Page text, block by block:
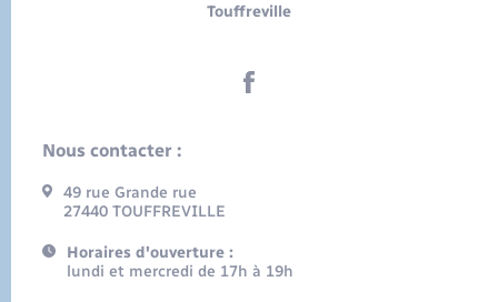
Touffreville
Nous contacter :
49 rue Grande rue
27440 TOUFFREVILLE
Horaires d'ouverture :
lundi et mercredi de 17h à 19h